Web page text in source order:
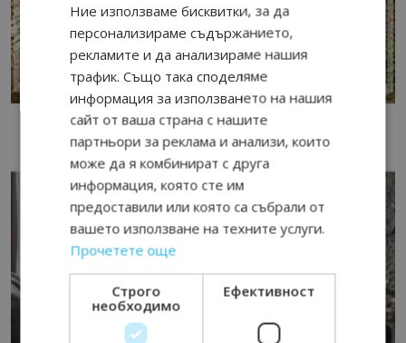
Ние използваме бисквитки, за да
персонализираме съдържанието,
рекламите и да анализираме нашия
трафик. Също така споделяме
информация за използването на нашия
сайт от ваша страна с нашите
партньори за реклама и анализи, които
може да я комбинират с друга
информация, която сте им
предоставили или която са събрали от
вашето използване на техните услуги.
Прочетете още
Строго
необходимо
Ефективност